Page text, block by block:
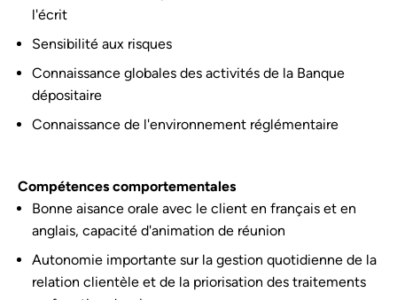
l'écrit
Sensibilité aux risques
Connaissance globales des activités de la Banque
dépositaire
Connaissance de l'environnement réglémentaire
Compétences comportementales
Bonne aisance orale avec le client en français et en
anglais, capacité d'animation de réunion
Autonomie importante sur la gestion quotidienne de la
relation clientèle et de la priorisation des traitements